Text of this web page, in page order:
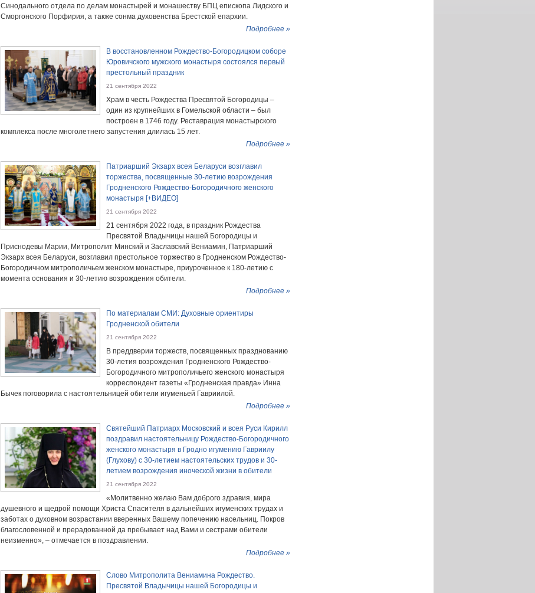
Синодального отдела по делам монастырей и монашеству БПЦ епископа Лидского и
Сморгонского Порфирия, а также сонма духовенства Брестской епархии.
Подробнее »
В восстановленном Рождество-Богородицком соборе
Юровичского мужского монастыря состоялся первый
престольный праздник
21 сентября 2022
Храм в честь Рождества Пресвятой Богородицы –
один из крупнейших в Гомельской области – был
построен в 1746 году. Реставрация монастырского
комплекса после многолетнего запустения длилась 15 лет.
Подробнее »
Патриарший Экзарх всея Беларуси возглавил
торжества, посвященные 30-летию возрождения
Гродненского Рождество-Богородичного женского
монастыря [+ВИДЕО]
21 сентября 2022
21 сентября 2022 года, в праздник Рождества
Пресвятой Владычицы нашей Богородицы и
Приснодевы Марии, Митрополит Минский и Заславский Вениамин, Патриарший
Экзарх всея Беларуси, возглавил престольное торжество в Гродненском Рождество-
Богородичном митрополичьем женском монастыре, приуроченное к 180-летию с
момента основания и 30-летию возрождения обители.
Подробнее »
По материалам СМИ: Духовные ориентиры
Гродненской обители
21 сентября 2022
В преддверии торжеств, посвященных празднованию
30-летия возрождения Гродненского Рождество-
Богородичного митрополичьего женского монастыря
корреспондент газеты «Гродненская правда» Инна
Бычек поговорила с настоятельницей обители игуменьей Гавриилой.
Подробнее »
Святейший Патриарх Московский и всея Руси Кирилл
поздравил настоятельницу Рождество-Богородичного
женского монастыря в Гродно игумению Гавриилу
(Глухову) с 30-летием настоятельских трудов и 30-
летием возрождения иноческой жизни в обители
21 сентября 2022
«Молитвенно желаю Вам доброго здравия, мира
душевного и щедрой помощи Христа Спасителя в дальнейших игуменских трудах и
заботах о духовном возрастании вверенных Вашему попечению насельниц. Покров
благословенной и прерадованной да пребывает над Вами и сестрами обители
неизменно», – отмечается в поздравлении.
Подробнее »
Слово Митрополита Вениамина Рождество.
Пресвятой Владычицы нашей Богородицы и